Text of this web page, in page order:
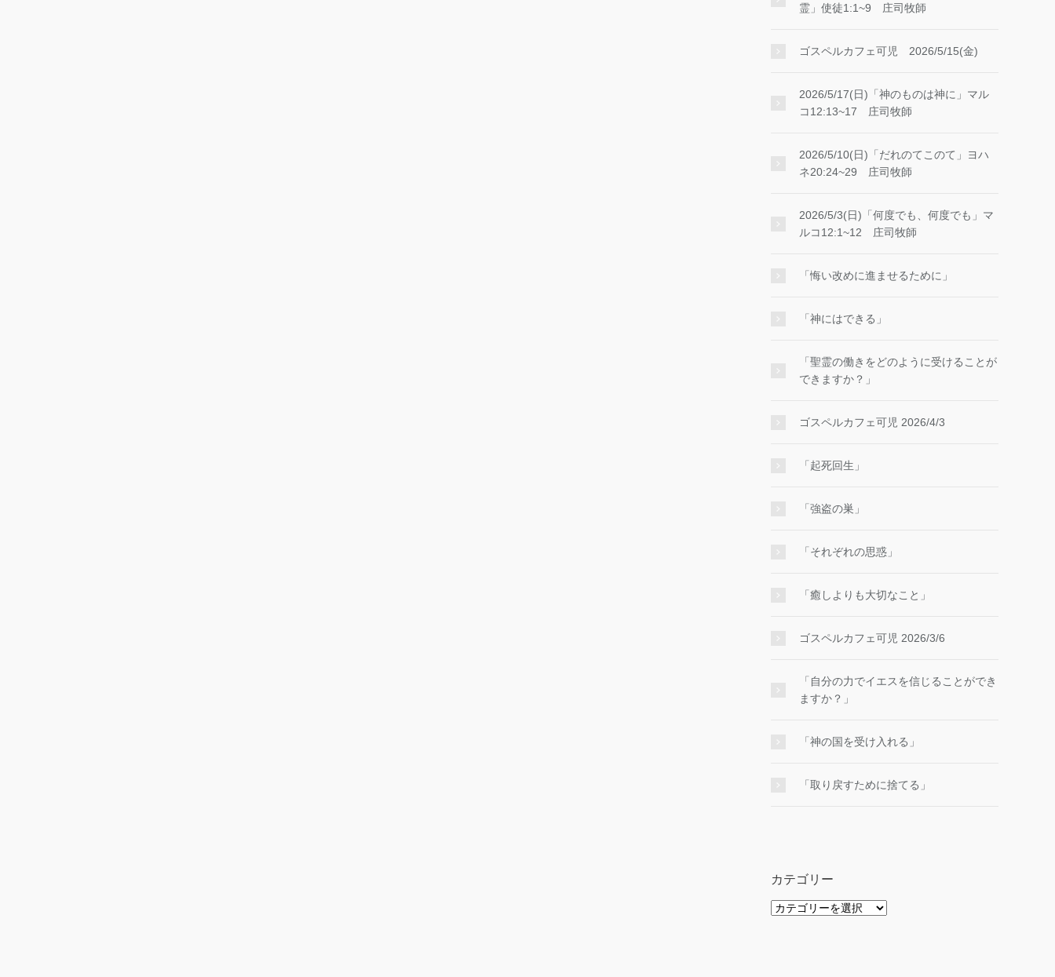
霊」使徒1:1~9 庄司牧師
ゴスペルカフェ可児 2026/5/15(金)
2026/5/17(日)「神のものは神に」マル
コ12:13~17 庄司牧師
2026/5/10(日)「だれのてこのて」ヨハ
ネ20:24~29 庄司牧師
2026/5/3(日)「何度でも、何度でも」マ
ルコ12:1~12 庄司牧師
「悔い改めに進ませるために」
「神にはできる」
「聖霊の働きをどのように受けることが
できますか？」
ゴスペルカフェ可児 2026/4/3
「起死回生」
「強盗の巣」
「それぞれの思惑」
「癒しよりも大切なこと」
ゴスペルカフェ可児 2026/3/6
「自分の力でイエスを信じることができ
ますか？」
「神の国を受け入れる」
「取り戻すために捨てる」
カテゴリー
カ